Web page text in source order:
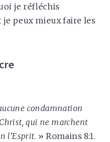
je réfléchis
peux mieux faire les
condamnation
qui ne marchent
l'Esprit. » Romains 8:1.